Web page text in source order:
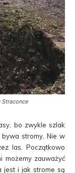
Straconce
bo zwykle szlak
stromy. Nie w
las. Początkowo
możemy zauważyć
jest i jak strome są